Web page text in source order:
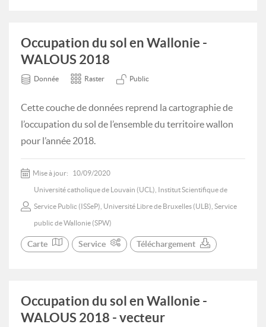
Occupation du sol en Wallonie -
WALOUS 2018
Donnée Raster Public
Cette couche de données reprend la cartographie de
l’occupation du sol de l’ensemble du territoire wallon
pour l’année 2018.
Mise à jour: 10/09/2020
Université catholique de Louvain (UCL), Institut Scientifique de
Service Public (ISSeP), Université Libre de Bruxelles (ULB), Service
public de Wallonie (SPW)
Carte Service Téléchargement
Occupation du sol en Wallonie -
WALOUS 2018 - vecteur